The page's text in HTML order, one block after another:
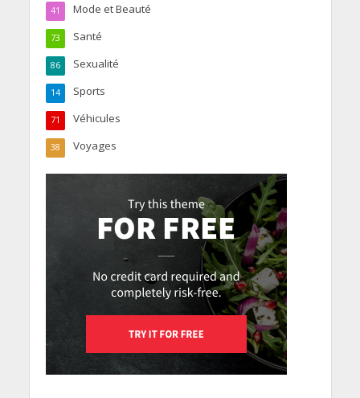
Mode et Beauté
41
Santé
73
Sexualité
86
Sports
14
Véhicules
71
Voyages
38